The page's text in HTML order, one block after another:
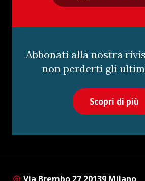
Abbonati alla nostra
non perderti gli
Scopri di più